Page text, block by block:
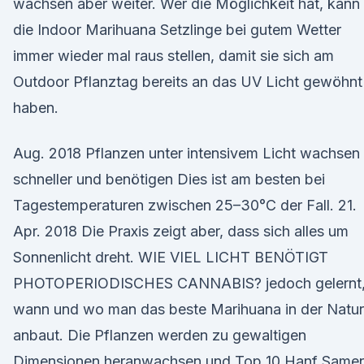
wachsen aber weiter. Wer die Möglichkeit hat, kann
die Indoor Marihuana Setzlinge bei gutem Wetter
immer wieder mal raus stellen, damit sie sich am
Outdoor Pflanztag bereits an das UV Licht gewöhnt
haben.
Aug. 2018 Pflanzen unter intensivem Licht wachsen
schneller und benötigen Dies ist am besten bei
Tagestemperaturen zwischen 25–30°C der Fall. 21.
Apr. 2018 Die Praxis zeigt aber, dass sich alles um
Sonnenlicht dreht. WIE VIEL LICHT BENÖTIGT
PHOTOPERIODISCHES CANNABIS? jedoch
wann und wo man das beste Marihuana in der Natur
anbaut. Die Pflanzen werden zu gewaltigen